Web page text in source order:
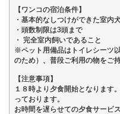
【ワンコの宿泊条件】
・基本的なしつけができた室内
・頭数制限は3頭まで
・ 完全室内飼いであること
※ペット用備品はトイレシーツ
のため）、普段ご利用の物をご
【注意事項】
１８時より夕食開始となります
っております。
お時間を遅らせての夕食サービ